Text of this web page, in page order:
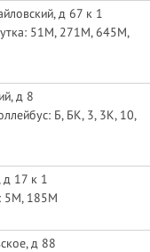
д 67 к 1
51М, 271М, 645М,
д 8
Б, БК, 3, 3К, 10,
17 к 1
5М, 185М
д 88